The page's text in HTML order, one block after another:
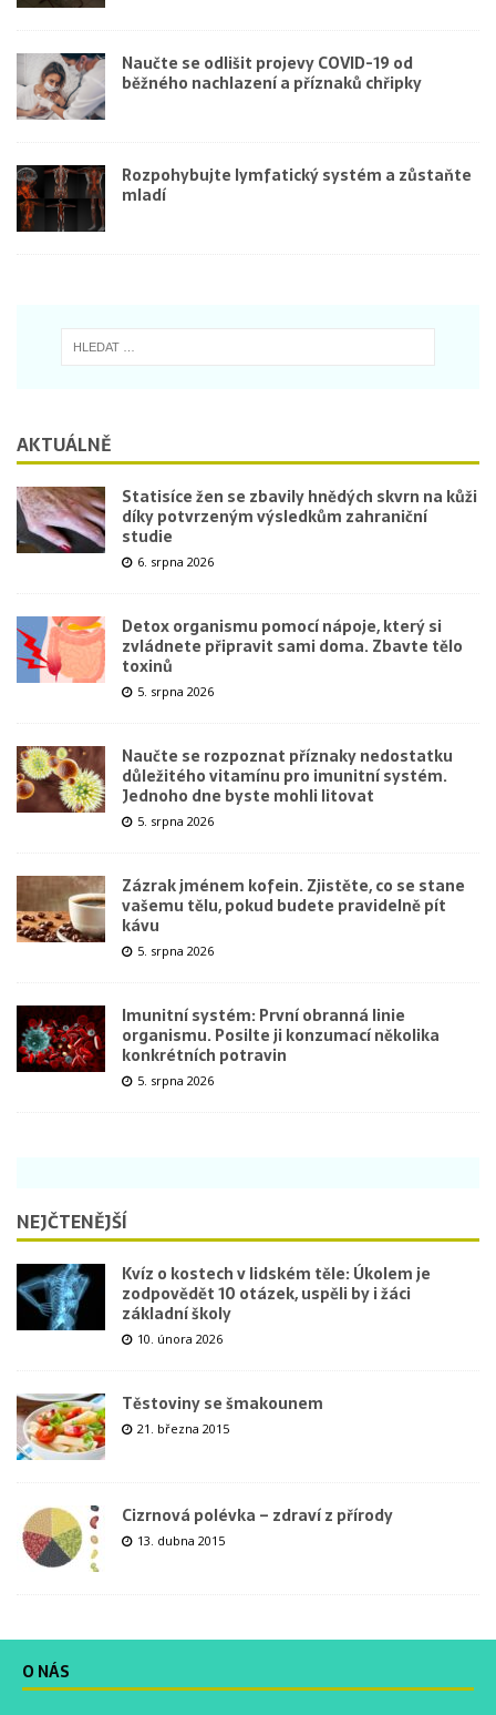
Naučte se odlišit projevy COVID-19 od
běžného nachlazení a příznaků chřipky
Rozpohybujte lymfatický systém a zůstaňte
mladí
AKTUÁLNĚ
Statisíce žen se zbavily hnědých skvrn na kůži
díky potvrzeným výsledkům zahraniční
studie
6. srpna 2026
Detox organismu pomocí nápoje, který si
zvládnete připravit sami doma. Zbavte tělo
toxinů
5. srpna 2026
Naučte se rozpoznat příznaky nedostatku
důležitého vitamínu pro imunitní systém.
Jednoho dne byste mohli litovat
5. srpna 2026
Zázrak jménem kofein. Zjistěte, co se stane
vašemu tělu, pokud budete pravidelně pít
kávu
5. srpna 2026
Imunitní systém: První obranná linie
organismu. Posilte ji konzumací několika
konkrétních potravin
5. srpna 2026
NEJČTENĚJŠÍ
Kvíz o kostech v lidském těle: Úkolem je
zodpovědět 10 otázek, uspěli by i žáci
základní školy
10. února 2026
Těstoviny se šmakounem
21. března 2015
Cizrnová polévka – zdraví z přírody
13. dubna 2015
O NÁS